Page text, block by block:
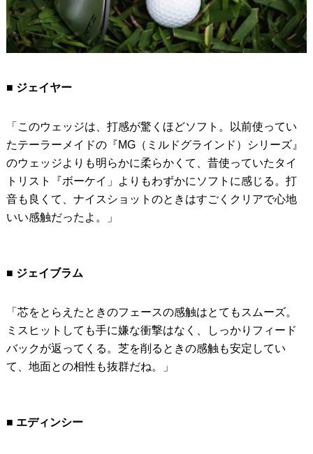
■ ジェイヤー
「このウェッジは、打感が驚くほどソフト。以前使ってい
たテーラーメイドの『MG（ミルドグラインド）シリーズ』
のウェッジよりも明らかに柔らかくて、昔使っていたタイ
トリスト『ボーケイ」よりもわずかにソフトに感じる。打
音も良くて、ナイスショットのときはすごくクリアで心地
いい感触だったよ。」
■ ジェイブラム
「芯をとらえたときのフェースの感触はとてもスムーズ。
ミスヒットしても手に嫌な衝撃はなく、しっかりフィード
バックが返ってくる。芝を削るときの感触も安定してい
て、地面との相性も抜群だね。」
■ エディンシー